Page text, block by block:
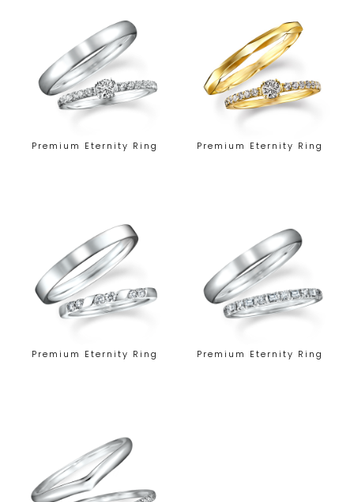
Premium Eternity Ring Premium Eternity Ring
Premium Eternity Ring Premium Eternity Ring